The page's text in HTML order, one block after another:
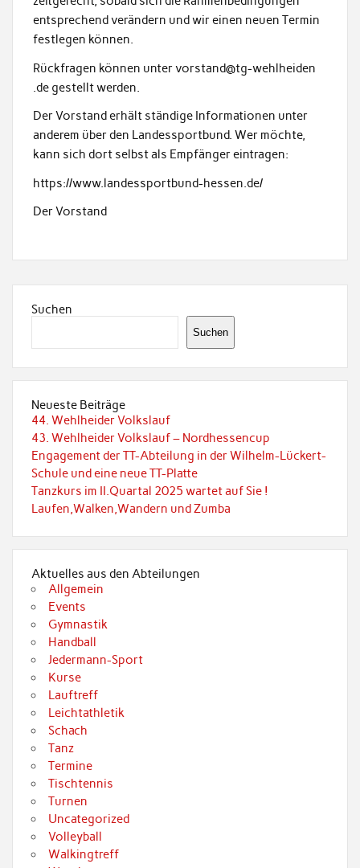
entsprechend verändern und wir einen neuen Termin
festlegen können.
Rückfragen können unter vorstand@tg-wehlheiden
.de gestellt werden.
Der Vorstand erhält ständige Informationen unter
anderem über den Landessportbund. Wer möchte,
kann sich dort selbst als Empfänger eintragen:
https://www.landessportbund-hessen.de/
Der Vorstand
Suchen
Suchen
Neueste Beiträge
44. Wehlheider Volkslauf
43. Wehlheider Volkslauf – Nordhessencup
Engagement der TT-Abteilung in der Wilhelm-Lückert-
Schule und eine neue TT-Platte
Tanzkurs im II.Quartal 2025 wartet auf Sie !
Laufen,Walken,Wandern und Zumba
Aktuelles aus den Abteilungen
Allgemein
Events
Gymnastik
Handball
Jedermann-Sport
Kurse
Lauftreff
Leichtathletik
Schach
Tanz
Termine
Tischtennis
Turnen
Uncategorized
Volleyball
Walkingtreff